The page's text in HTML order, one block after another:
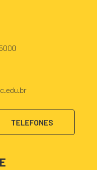
TELEFONES